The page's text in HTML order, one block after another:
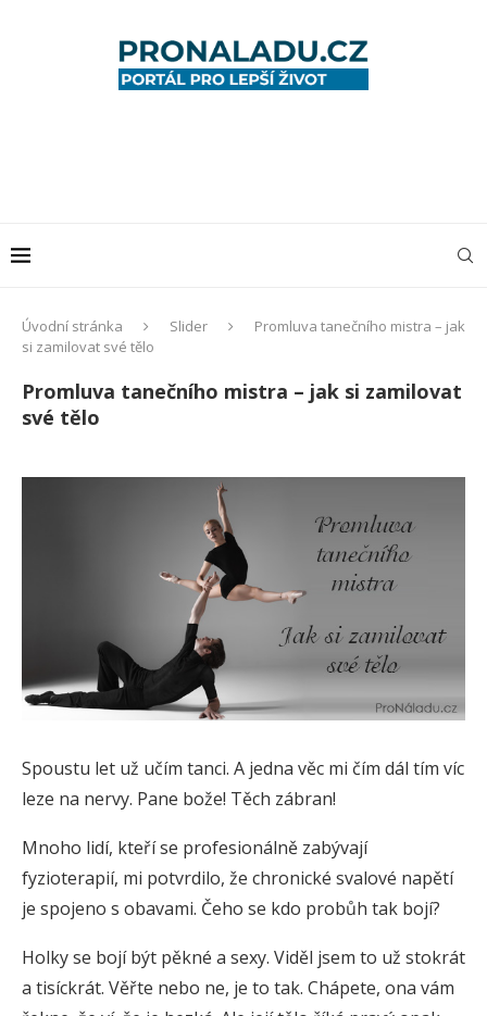
Úvodní stránka Slider
Promluva tanečního mistra – jak
si zamilovat své tělo
Promluva tanečního mistra – jak si zamilovat
své tělo
Spoustu let už učím tanci. A jedna věc mi čím dál tím víc
leze na nervy. Pane bože! Těch zábran!
Mnoho lidí, kteří se profesionálně zabývají
fyzioterapií, mi potvrdilo, že chronické svalové napětí
je spojeno s obavami. Čeho se kdo probůh tak bojí?
Holky se bojí být pěkné a sexy. Viděl jsem to už stokrát
a tisíckrát. Věřte nebo ne, je to tak. Chápete, ona vám